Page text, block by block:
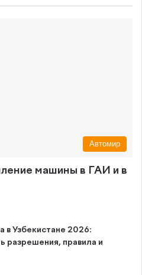
Автомир
машины в ГАИ и в
в Узбекистане 2026:
разрешения, правила и